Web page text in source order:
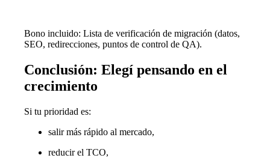
Bono incluido: Lista de verificación de migración (datos,
SEO, redirecciones, puntos de control de QA).
Conclusión: Elegí pensando en el
crecimiento
Si tu prioridad es:
salir más rápido al mercado,
reducir el TCO,